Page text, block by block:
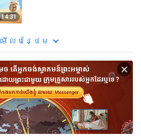
14:31
មើល​​បន្ថែម​